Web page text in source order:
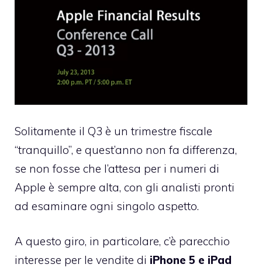
Solitamente il Q3 è un trimestre fiscale
“tranquillo”, e quest’anno non fa differenza,
se non fosse che l’attesa per i numeri di
Apple è sempre alta, con gli analisti pronti
ad esaminare ogni singolo aspetto.
A questo giro, in particolare, c’è parecchio
interesse per le vendite di iPhone 5 e iPad